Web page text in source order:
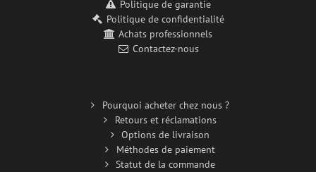
Politique de garantie
Politique de confidentialité
Achats professionnels
Contactez-nous
Pourquoi acheter chez nous ?
Retours et réclamations
Options de livraison
Méthodes de paiement
Statut de la commande